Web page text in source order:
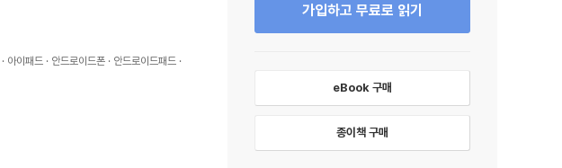
아이패드 안드로이드폰
안드로이드패드
가입하고 무료로 읽기
eBook 구매
종이책 구매